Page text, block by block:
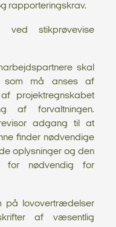
rapporteringskrav.
ved stikprøvevise
skal
som må anses af
projektregnskabet
af forvaltningen.
adgang til at
finder nødvendige
oplysninger og den
for nødvendig for
på lovovertrædelser
af væsentlig